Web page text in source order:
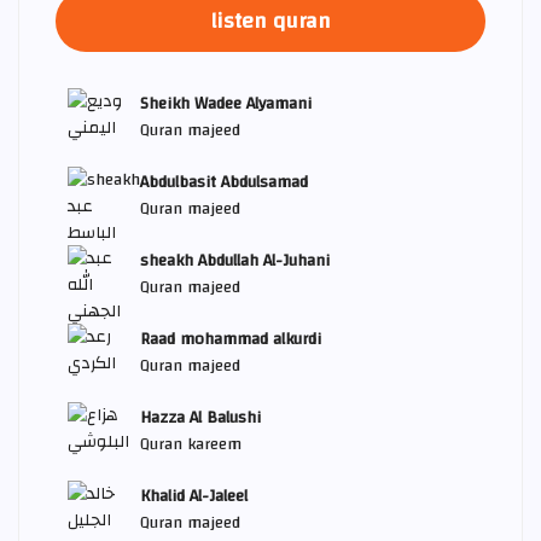
listen quran
Sheikh Wadee Alyamani
Quran majeed
Abdulbasit Abdulsamad
Quran majeed
sheakh Abdullah Al-Juhani
Quran majeed
Raad mohammad alkurdi
Quran majeed
Hazza Al Balushi
Quran kareem
Khalid Al-Jaleel
Quran majeed